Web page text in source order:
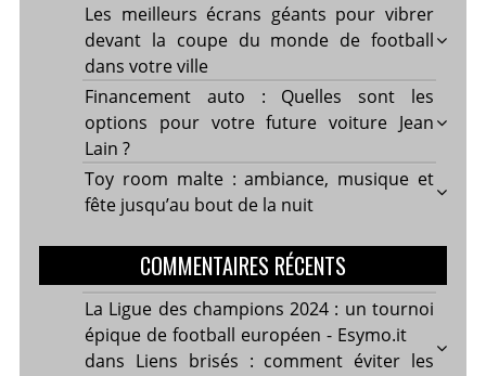
Les meilleurs écrans géants pour vibrer
devant la coupe du monde de football
dans votre ville
Financement auto : Quelles sont les
options pour votre future voiture Jean
Lain ?
Toy room malte : ambiance, musique et
fête jusqu’au bout de la nuit
COMMENTAIRES RÉCENTS
La Ligue des champions 2024 : un tournoi
épique de football européen - Esymo.it
dans Liens brisés : comment éviter les